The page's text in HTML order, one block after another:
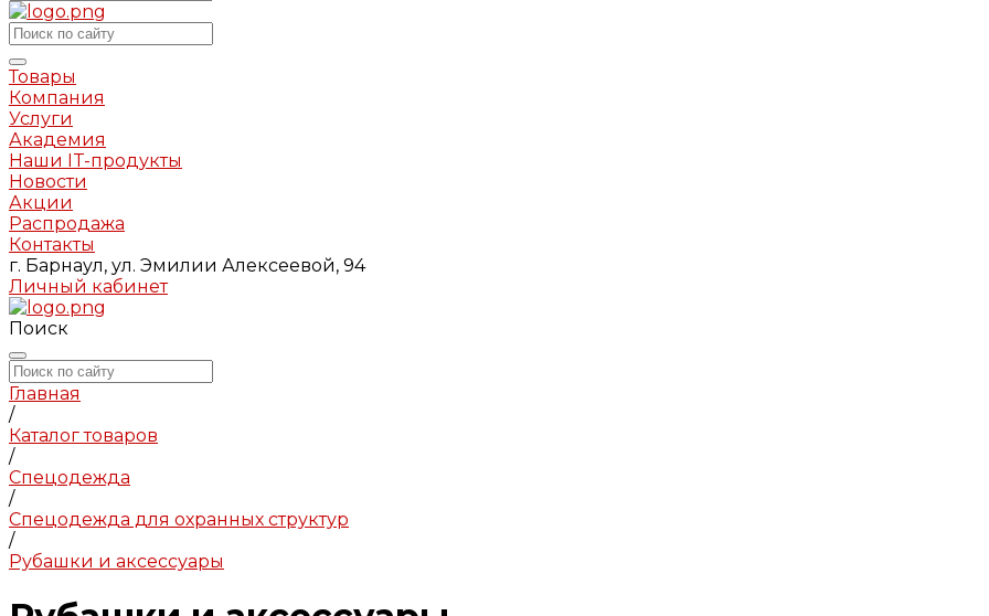
Товары
Компания
Услуги
Академия
Наши IT-продукты
Новости
Акции
Распродажа
Контакты
г. Барнаул, ул. Эмилии Алексеевой, 94
Личный кабинет
Поиск
Главная
/
Каталог товаров
/
Спецодежда
/
Спецодежда для охранных структур
/
Рубашки и аксессуары